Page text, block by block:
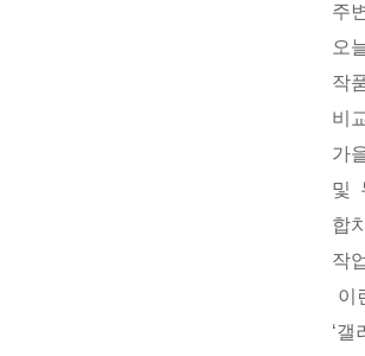
주
오
작
비
가
및
합
작
이
‘